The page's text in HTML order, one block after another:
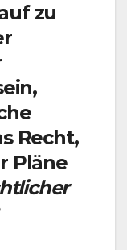
zu
Recht,
Pläne